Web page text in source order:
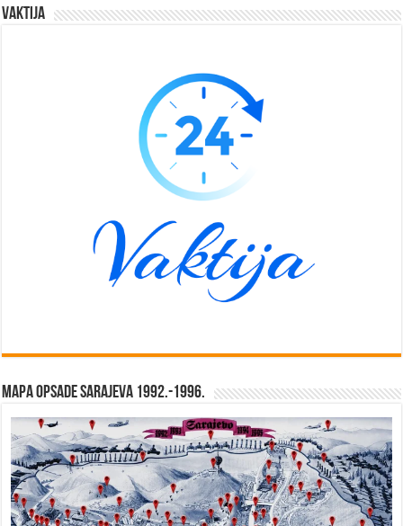
Vaktija
Mapa opsade Sarajeva 1992.-1996.